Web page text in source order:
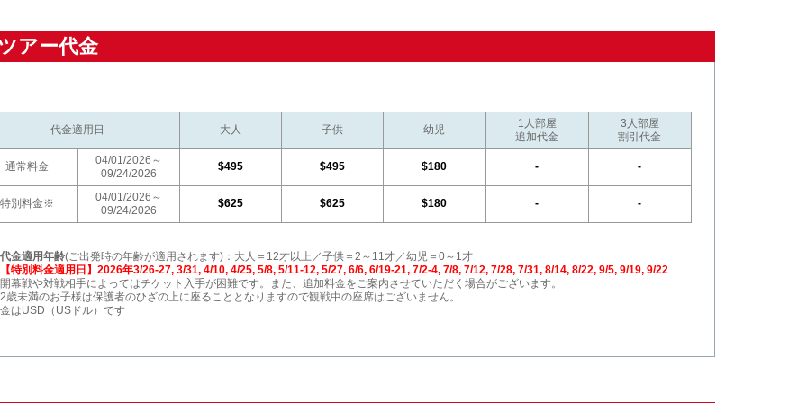
アー代金
代金適用日 大人 子供 幼児
1人部屋
追加代金
3人部屋
割引代金
通常料金
04/01/2026～
09/24/2026
$495 $495 $180 - -
特別料金※
04/01/2026～
09/24/2026
$625 $625 $180 - -
金適用年齢(ご出発時の年齢が適用されます)：大人＝12才以上／子供＝2～11才／幼児＝0～1才
【特別料金適用日】2026年3/26-27, 3/31, 4/10, 4/25, 5/8, 5/11-12, 5/27, 6/6, 6/19-21, 7/2-4, 7/8, 7/12, 7/28, 7/31, 8/14, 8/22, 9/5, 9/19, 9/22
幕戦や対戦相手によってはチケット入手が困難です。また、追加料金をご案内させていただく場合がございます。
歳未満のお子様は保護者のひざの上に座ることとなりますので観戦中の座席はございません。
はUSD（USドル）です